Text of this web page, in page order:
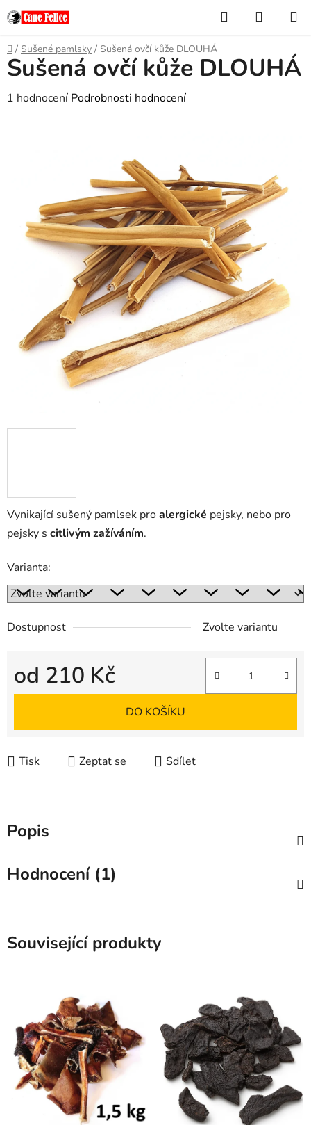
Přejít
na
obsah
Hledat
KOŠÍK
Domů
/ Sušené pamlsky / Sušená ovčí kůže DLOUHÁ
Vynikající sušený pamlsek proalergické pejsky, nebo pro
pejsky s citlivým zažíváním.
Varianta:
Dostupnost Zvolte variantu
od 210 Kč
Měrná cena:
DO KOŠÍKU
Tisk Zeptat se Sdílet
Sušená ovčí kůže DLOUHÁ
Průměrné
hvězdiček.
1 hodnocení Podrobnosti hodnocení
Popis
Hodnocení (1)
Související produkty